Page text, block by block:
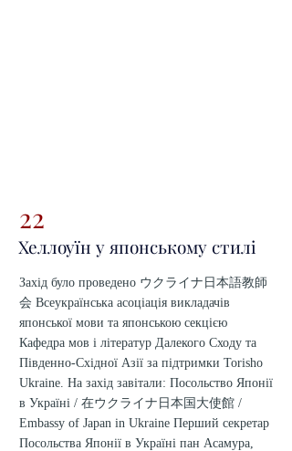
22
Хеллоуїн у японському стилі
Захід було проведено ウクライナ日本語教師
会 Всеукраїнська асоціація викладачів
японської мови та японською секцією
Кафедра мов і літератур Далекого Сходу та
Південно-Східної Азії за підтримки Torisho
Ukraine. На захід завітали: Посольство Японії
в Україні / 在ウクライナ日本国大使館 /
Embassy of Japan in Ukraine Перший секретар
Посольства Японії в Україні пан Асамура,